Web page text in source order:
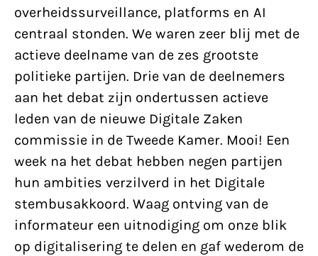
overheidssurveillance, platforms en AI
centraal stonden. We waren zeer blij met de
actieve deelname van de zes grootste
politieke partijen. Drie van de deelnemers
aan het debat zijn ondertussen actieve
leden van de nieuwe Digitale Zaken
commissie in de Tweede Kamer. Mooi! Een
week na het debat hebben negen partijen
hun ambities verzilverd in het Digitale
stembusakkoord. Waag ontving van de
informateur een uitnodiging om onze blik
op digitalisering te delen en gaf wederom de